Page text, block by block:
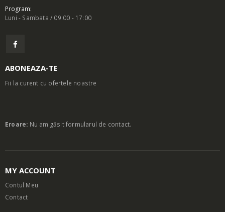
Program:
Luni - Sambata / 09:00 - 17:00
ABONEAZA-TE
Fii la curent cu ofertele noastre
Eroare: Nu am găsit formularul de contact.
MY ACCOUNT
Contul Meu
Contact